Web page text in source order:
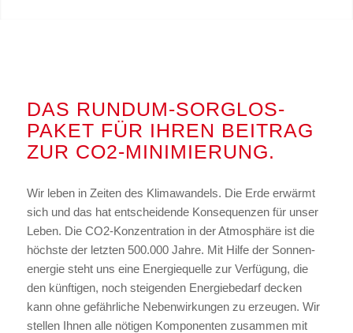
DAS RUNDUM-SORGLOS-
PAKET FÜR IHREN BEITRAG
ZUR CO2-MINIMIERUNG.
Wir leben in Zeiten des Klimawandels. Die Erde erwärmt
sich und das hat entscheidende Konsequenzen für unser
Leben. Die CO2-Konzentration in der Atmosphäre ist die
höchste der letzten 500.000 Jahre. Mit Hilfe der Sonnen-
energie steht uns eine Energiequelle zur Verfügung, die
den künftigen, noch steigenden Energiebedarf decken
kann ohne gefährliche Nebenwirkungen zu erzeugen. Wir
stellen Ihnen alle nötigen Komponenten zusammen mit